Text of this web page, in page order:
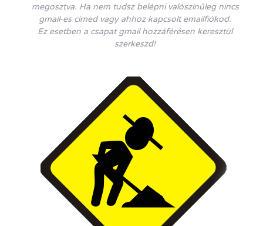
megosztva. Ha nem tudsz belépni valószínűleg nincs
gmail-es címed vagy ahhoz kapcsolt emailfiókod.
Ez esetben a csapat gmail hozzáférésen keresztül
szerkeszd!